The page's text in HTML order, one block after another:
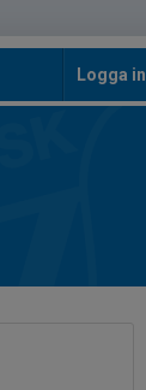
Logga in